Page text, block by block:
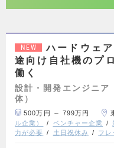
NEW
ハードウェ
途向け自社機のプ
働く
設計・開発エンジニア
体）
500万円 ～ 799万円
ル企業）
ベンチャー企業
力が必要
土日祝休み フレ